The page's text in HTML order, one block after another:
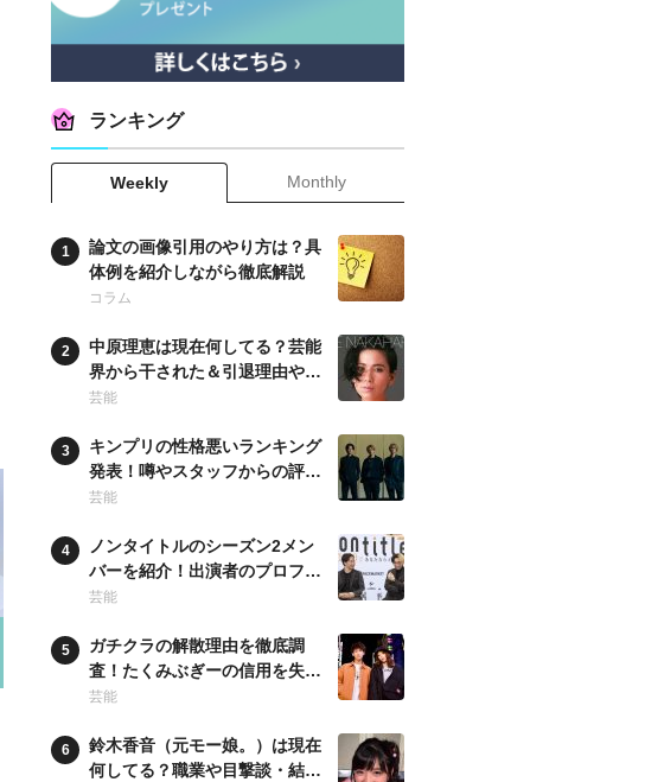
ランキング
Weekly Monthly
論文の画像引用のやり方は？具
体例を紹介しながら徹底解説
コラム
中原理恵は現在何してる？芸能
界から干された＆引退理由や当
時の噂も徹底調査！
芸能
キンプリの性格悪いランキング
発表！噂やスタッフからの評判
なども徹底調査！
芸能
ノンタイトルのシーズン2メン
バーを紹介！出演者のプロフィ
ールを徹底調査！
芸能
ガチクラの解散理由を徹底調
査！たくみぶぎーの信用を失う
行動とは何？
芸能
鈴木香音（元モー娘。）は現在
何してる？職業や目撃談・結婚